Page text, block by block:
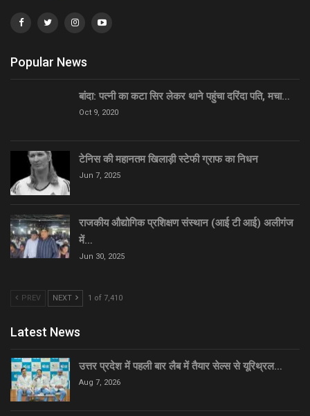
Popular News
बांदा: पत्नी का कटा सिर लेकर थाने पहुंचा दरिंदा पति, मचा…
Oct 9, 2020
टेनिस की महानतम खिलाड़ी स्टेफी ग्राफ का निधन
Jun 7, 2025
राजकीय औद्योगिक प्रशिक्षण संस्थान (आई टी आई) अलीगंज
में…
Jun 30, 2025
PREV NEXT 1 of 7,410
Latest News
उत्तर प्रदेश में पहली बार लैब में तैयार सेल्स से यूरिथ्रल…
Aug 7, 2026